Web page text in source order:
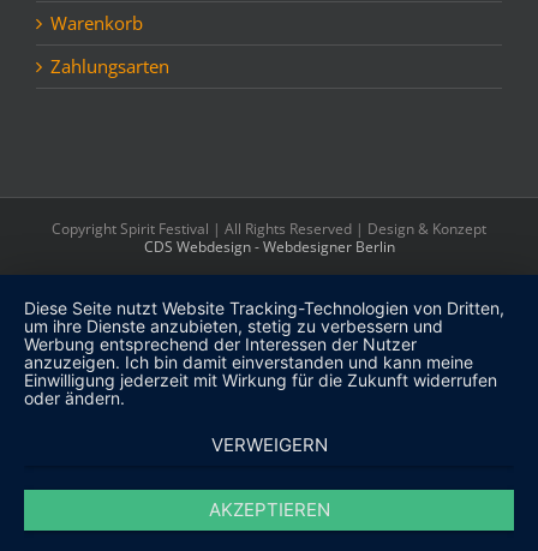
Warenkorb
Zahlungsarten
Copyright Spirit Festival | All Rights Reserved | Design & Konzept
CDS Webdesign - Webdesigner Berlin
Diese Seite nutzt Website Tracking-Technologien von Dritten,
um ihre Dienste anzubieten, stetig zu verbessern und
Werbung entsprechend der Interessen der Nutzer
anzuzeigen. Ich bin damit einverstanden und kann meine
Einwilligung jederzeit mit Wirkung für die Zukunft widerrufen
oder ändern.
VERWEIGERN
AKZEPTIEREN